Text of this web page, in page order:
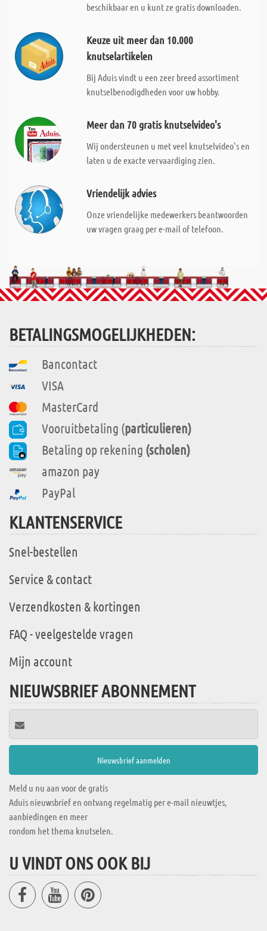
beschikbaar en u kunt ze gratis downloaden.
Keuze uit meer dan 10.000
knutselartikelen
Bij Aduis vindt u een zeer breed assortiment
knutselbenodigdheden voor uw hobby.
Meer dan 70 gratis knutselvideo's
Wij ondersteunen u met veel knutselvideo's en
laten u de exacte vervaardiging zien.
Vriendelijk advies
Onze vriendelijke medewerkers beantwoorden
uw vragen graag per e-mail of telefoon.
BETALINGSMOGELIJKHEDEN:
Bancontact
VISA
MasterCard
Vooruitbetaling (particulieren)
Betaling op rekening (scholen)
amazon pay
PayPal
KLANTENSERVICE
Snel-bestellen
Service & contact
Verzendkosten & kortingen
FAQ - veelgestelde vragen
Mijn account
NIEUWSBRIEF ABONNEMENT
Meld u nu aan voor de gratis
Aduis nieuwsbrief en ontvang regelmatig per e-mail nieuwtjes,
aanbiedingen en meer
rondom het thema knutselen.
U VINDT ONS OOK BIJ